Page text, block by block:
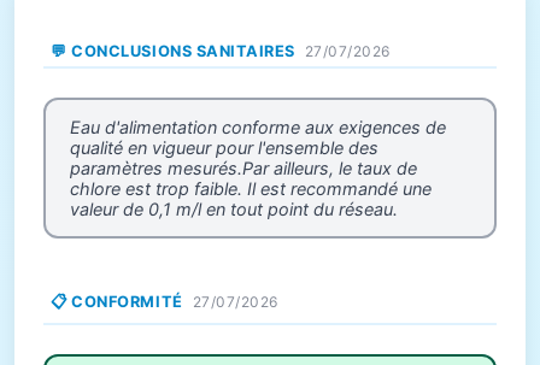
💬 CONCLUSIONS SANITAIRES 27/07/2026
Eau d'alimentation conforme aux exigences de
qualité en vigueur pour l'ensemble des
paramètres mesurés.Par ailleurs, le taux de
chlore est trop faible. Il est recommandé une
valeur de 0,1 m/l en tout point du réseau.
📋 CONFORMITÉ 27/07/2026